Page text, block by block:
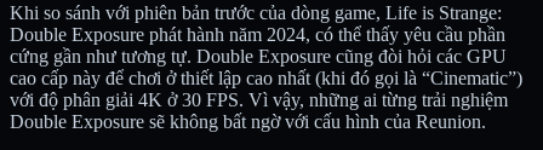
Khi so sánh với phiên bản trước của dòng game, Life is Strange:
Double Exposure phát hành năm 2024, có thể thấy yêu cầu phần
cứng gần như tương tự. Double Exposure cũng đòi hỏi các GPU
cao cấp này để chơi ở thiết lập cao nhất (khi đó gọi là “Cinematic”)
với độ phân giải 4K ở 30 FPS. Vì vậy, những ai từng trải nghiệm
Double Exposure sẽ không bất ngờ với cấu hình của Reunion.